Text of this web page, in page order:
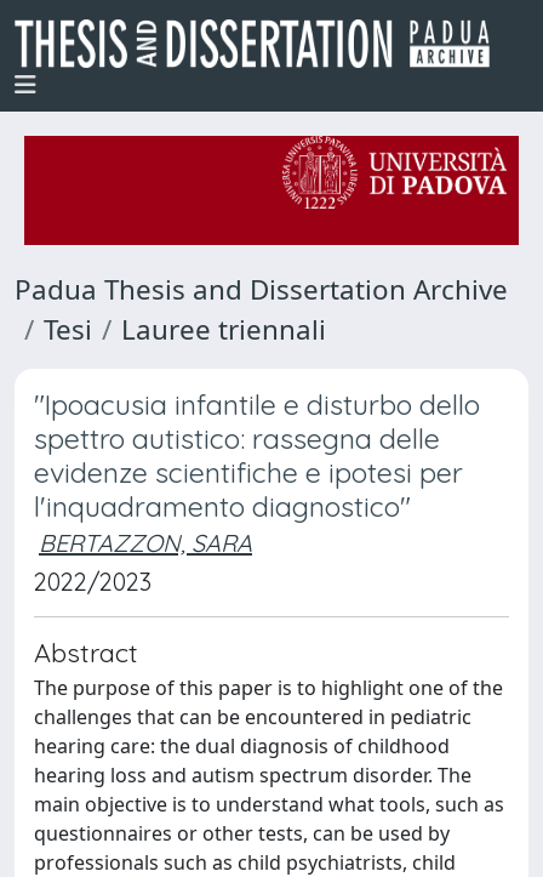
Padua Thesis and Dissertation Archive
Tesi
Lauree triennali
"Ipoacusia infantile e disturbo dello
spettro autistico: rassegna delle
evidenze scientifiche e ipotesi per
l'inquadramento diagnostico"
BERTAZZON, SARA
2022/2023
Abstract
The purpose of this paper is to highlight one of the
challenges that can be encountered in pediatric
hearing care: the dual diagnosis of childhood
hearing loss and autism spectrum disorder. The
main objective is to understand what tools, such as
questionnaires or other tests, can be used by
professionals such as child psychiatrists, child